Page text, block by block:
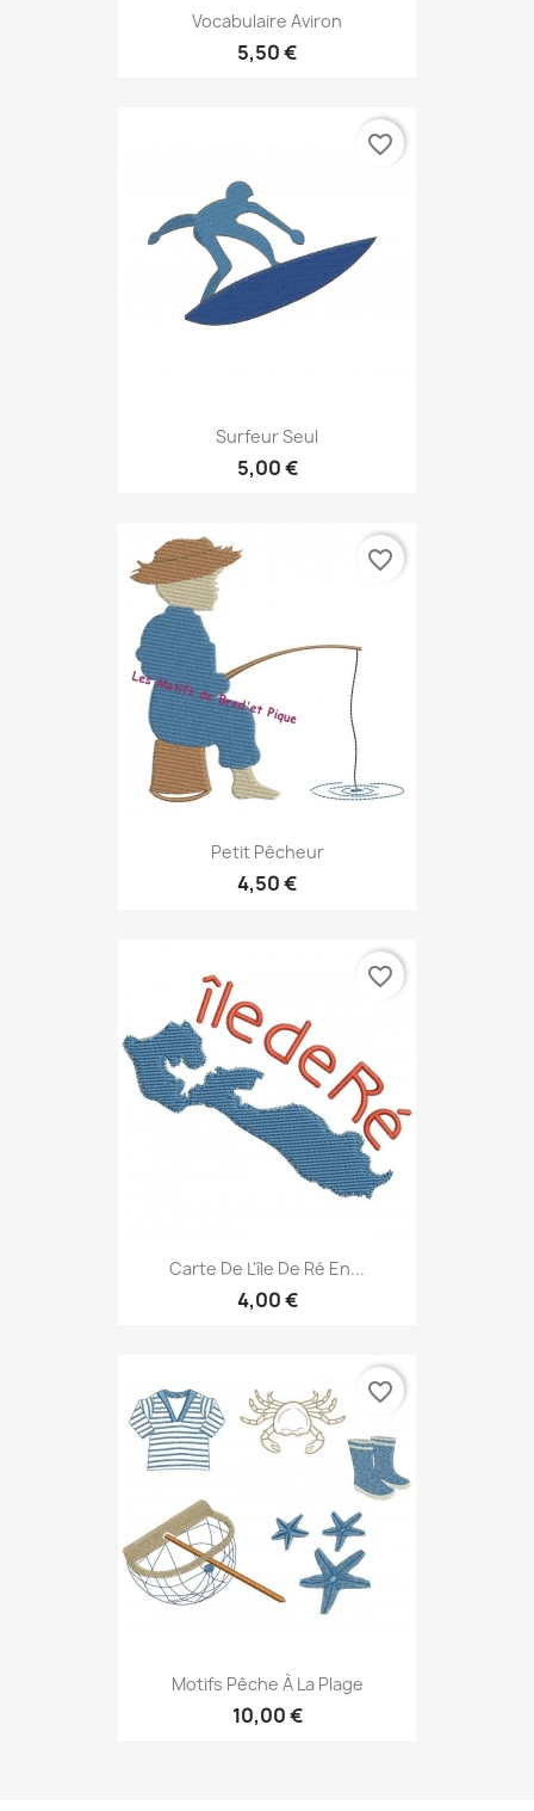
Vocabulaire Aviron
5,50 €
Surfeur Seul
5,00 €
favorite_border
Petit Pêcheur
4,50 €
favorite_border
Carte De L'île De Ré En...
4,00 €
favorite_border
Motifs Pêche À La Plage
10,00 €
favorite_border